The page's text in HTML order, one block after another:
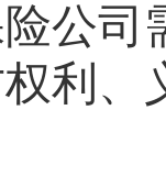
公司
利、